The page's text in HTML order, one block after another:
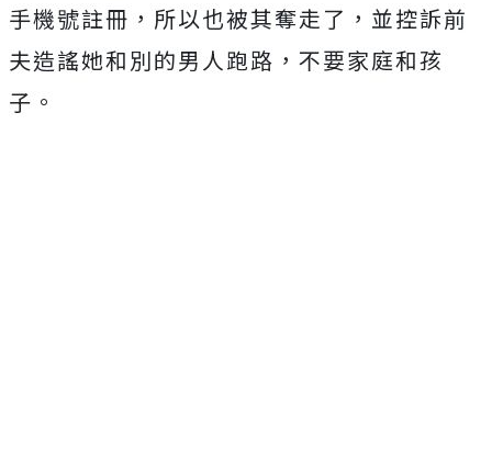
手機號註冊，所以也被其奪走了，並控訴前
夫造謠她和別的男人跑路，不要家庭和孩
子。